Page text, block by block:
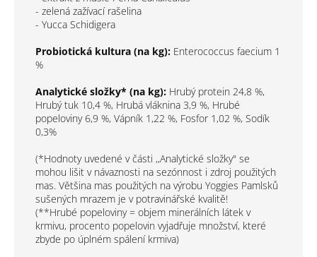
- zelená zažívací rašelina
- Yucca Schidigera
Probiotická kultura (na kg): Enterococcus faecium 1
%
Analytické složky* (na kg): Hrubý protein 24,8 %,
Hrubý tuk 10,4 %, Hrubá vláknina 3,9 %, Hrubé
popeloviny 6,9 %, Vápník 1,22 %, Fosfor 1,02 %, Sodík
0,3%
(*Hodnoty uvedené v části ,,Analytické složky" se
mohou lišit v návaznosti na sezónnost i zdroj použitých
mas. Většina mas použitých na výrobu Yoggies Pamlsků
sušených mrazem je v potravinářské kvalitě!
(**Hrubé popeloviny = objem minerálních látek v
krmivu, procento popelovin vyjadřuje množství, které
zbyde po úplném spálení krmiva)